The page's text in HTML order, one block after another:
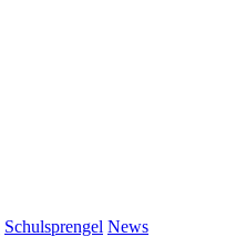
Schulsprengel News